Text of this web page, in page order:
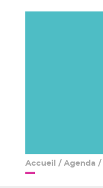
Accueil / Agenda /